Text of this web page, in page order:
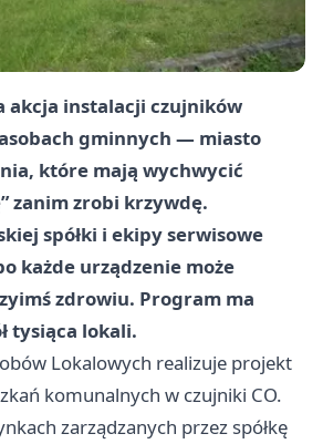
akcja instalacji czujników
gminnych — miasto
które mają wychwycić
zanim zrobi krzywdę.
spółki i ekipy serwisowe
każde urządzenie może
zdrowiu. Program ma
tysiąca lokali.
Lokalowych realizuje projekt
komunalnych w czujniki CO.
zarządzanych przez spółkę